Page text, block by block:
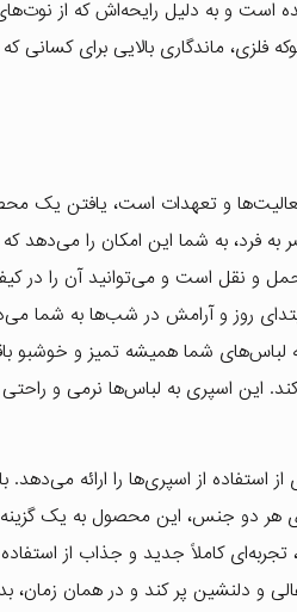
است و به دلیل رایحه‌اش که از نوت‌های
ماندگاری بالایی برای کسانی
و تعهدات است، یافتن یک
فرد، به شما این امکان را می‌دهد
مناسب برای حمل و نقل است و
روز و آرامش در شب‌ها به شما
لباس‌های شما همیشه تمیز و خوشبو
اسپری به لباس‌ها نرمی و
از اسپری‌ها را ارائه می‌دهد.
هر دو جنس، این محصول به یک
کاملاً جدید و جذاب از
و دلنشین پر کند و در همان